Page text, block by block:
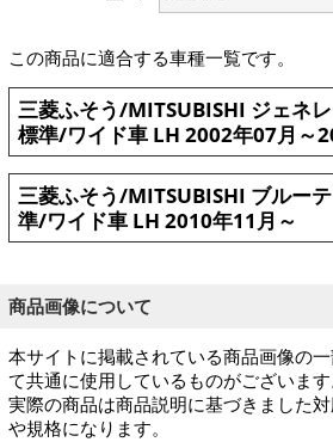
この商品に適合する車種一覧です。
三菱ふそう/MITSUBISHI ジェネ
標準/ワイド車 LH 2002年07月～
三菱ふそう/MITSUBISHI ブルー
準/ワイド車 LH 2010年11月～
商品画像について
本サイトに掲載されている商品画像の
て共通に使用しているものがございます
実際の商品は商品説明に基づきました
や規格になります。